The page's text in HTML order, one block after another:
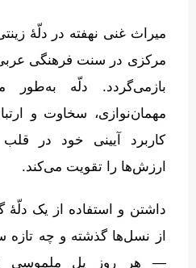
میراث غنی نهفته در دلّهٔ
مرکزی در سنت فرهنگی
بازمی‌گردد. دلّه به‌طور
مهمان‌نوازی، سخاوت و
کاربرد آیینی خود در
ارزش‌ها را تقویت می‌کند.
داشتن و استفاده از یک دلّهٔ
از نسل‌ها گذشته و چه
— هر روز پل ملموسی